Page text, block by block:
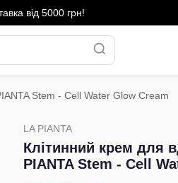
від 5000 грн!
Stem - Cell Water Glow Cream
LA PIANTA
Клітинний крем для
PIANTA Stem - Cell